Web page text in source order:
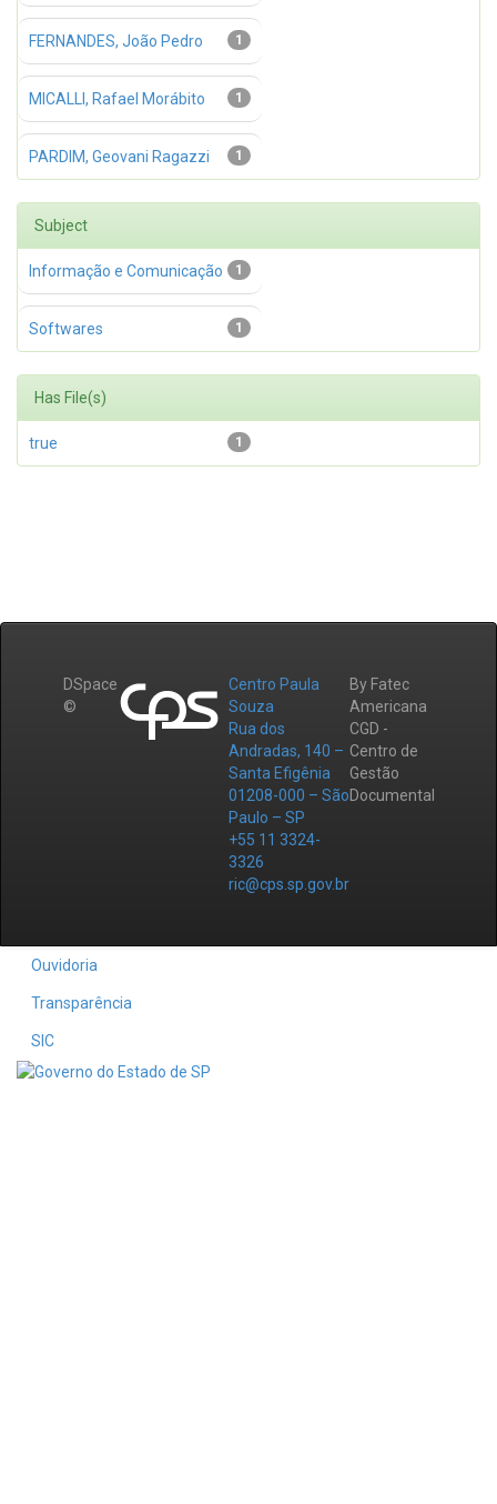
1
FERNANDES, João Pedro
1
MICALLI, Rafael Morábito
1
PARDIM, Geovani Ragazzi
Subject
1
Informação e Comunicação
1
Softwares
Has File(s)
1
true
DSpace
©
Centro Paula
Souza
Rua dos
Andradas, 140 –
Santa Efigênia
01208-000 – São
Paulo – SP
+55 11 3324-
3326
ric@cps.sp.gov.br
By Fatec
Americana
CGD -
Centro de
Gestão
Documental
Ouvidoria
Transparência
SIC